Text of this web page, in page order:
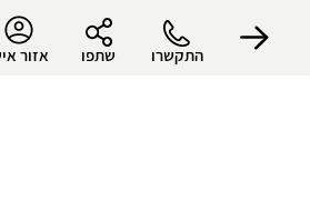
התקשרו שתפו אזור